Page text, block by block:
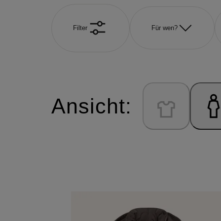
Filter Für wen?
Ansicht: